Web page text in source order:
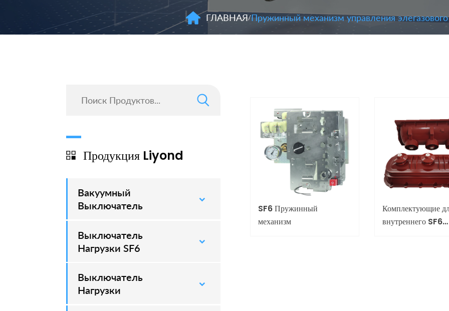
ГЛАВНАЯ/Пружинный механизм управления элегазового
Продукция Liyond
Вакуумный
Выключатель
–
Выключатель
Нагрузки SF6
–
Выключатель
Нагрузки
–
SF6 Пружинный
механизм
Комплектующие
внутреннего SF6